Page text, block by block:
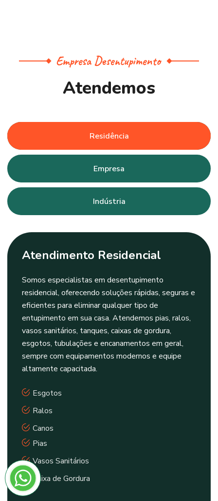
Empresa Desentupimento
Atendemos
Residência
Empresa
Indústria
Atendimento Residencial
Somos especialistas em desentupimento
residencial, oferecendo soluções rápidas, seguras e
eficientes para eliminar qualquer tipo de
entupimento em sua casa. Atendemos pias, ralos,
vasos sanitários, tanques, caixas de gordura,
esgotos, tubulações e encanamentos em geral,
sempre com equipamentos modernos e equipe
altamente capacitada.
Esgotos
Ralos
Canos
Pias
Vasos Sanitários
Caixa de Gordura